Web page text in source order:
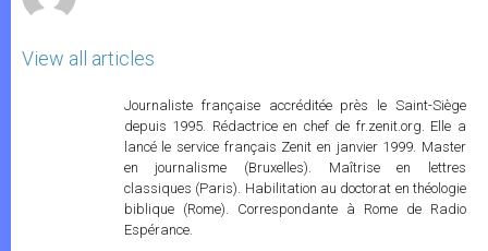
View all articles
Journaliste française accréditée près le Saint-Siège
depuis 1995. Rédactrice en chef de fr.zenit.org. Elle a
lancé le service français Zenit en janvier 1999. Master
en journalisme (Bruxelles). Maîtrise en lettres
classiques (Paris). Habilitation au doctorat en théologie
biblique (Rome). Correspondante à Rome de Radio
Espérance.